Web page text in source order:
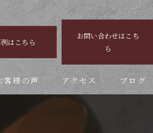
はこちら
お問い合わせはこち
ら
客様の声 アクセス ブログ